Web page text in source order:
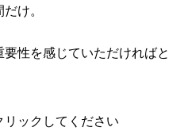
け。
性を感じていただければと
ックしてください